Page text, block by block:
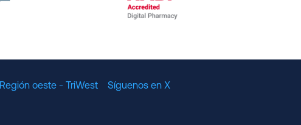
Región oeste - TriWest
Síguenos en X